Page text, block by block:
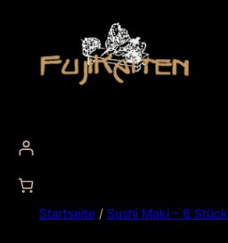
Startseite/ Sushi Maki – 6 Stück